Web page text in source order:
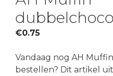
€0.75
Vandaag nog AH
bestellen? Dit artikel